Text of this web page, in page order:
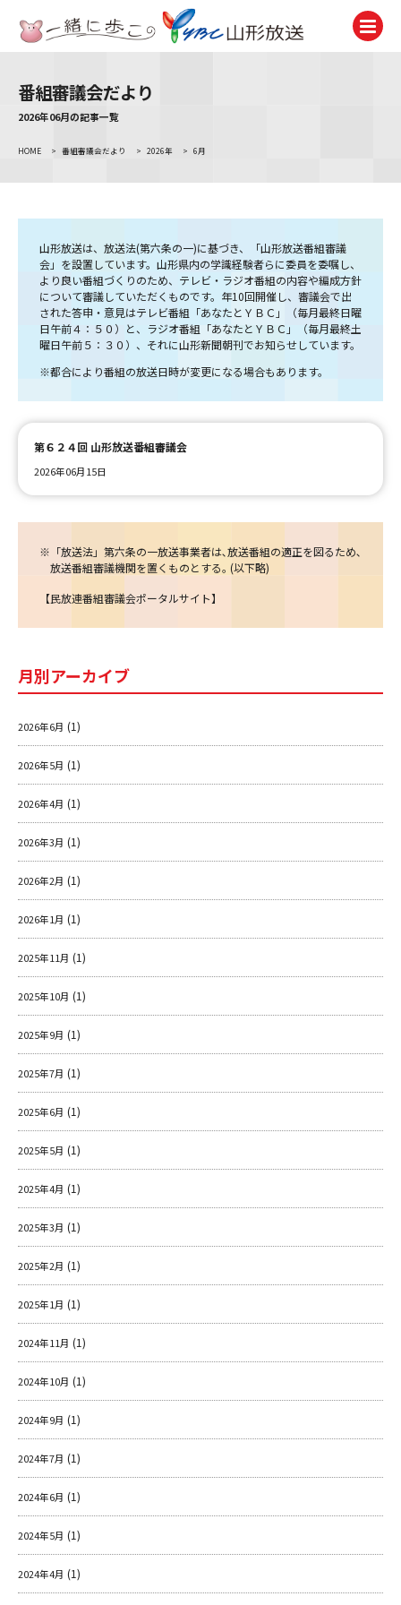
テレビ
TV
ラジオ
アナウンサー
Announcer
イベント
Event
試写会・プレゼント
ＹＢＣオンデマンド
やまがた情熱市場
番組審議会だより
2026年06月の記事一覧
HOME > 番組審議会だより > 2026年 > 6月
山形放送は、放送法(第六条の一)に基づき、「山形放送番組審議
会」を設置しています。山形県内の学識経験者らに委員を委嘱し、
より良い番組づくりのため、テレビ・ラジオ番組の内容や編成方針
について審議していただくものです。年10回開催し、審議会で出
された答申・意見はテレビ番組「あなたとＹＢＣ」（毎月最終日曜
日午前４：５０）と、ラジオ番組「あなたとＹＢＣ」（毎月最終土
曜日午前５：３０）、それに山形新聞朝刊でお知らせしています。
※都合により番組の放送日時が変更になる場合もあります。
第６２４回 山形放送番組審議会
2026年06月15日
※「放送法」第六条の一放送事業者は､放送番組の適正を図るため､
放送番組審議機関を置くものとする｡ (以下略)
【民放連番組審議会ポータルサイト】
月別アーカイブ
2026年6月 (1)
2026年5月 (1)
2026年4月 (1)
2026年3月 (1)
2026年2月 (1)
2026年1月 (1)
2025年11月 (1)
2025年10月 (1)
2025年9月 (1)
2025年7月 (1)
2025年6月 (1)
2025年5月 (1)
2025年4月 (1)
2025年3月 (1)
2025年2月 (1)
2025年1月 (1)
2024年11月 (1)
2024年10月 (1)
2024年9月 (1)
2024年7月 (1)
2024年6月 (1)
2024年5月 (1)
2024年4月 (1)